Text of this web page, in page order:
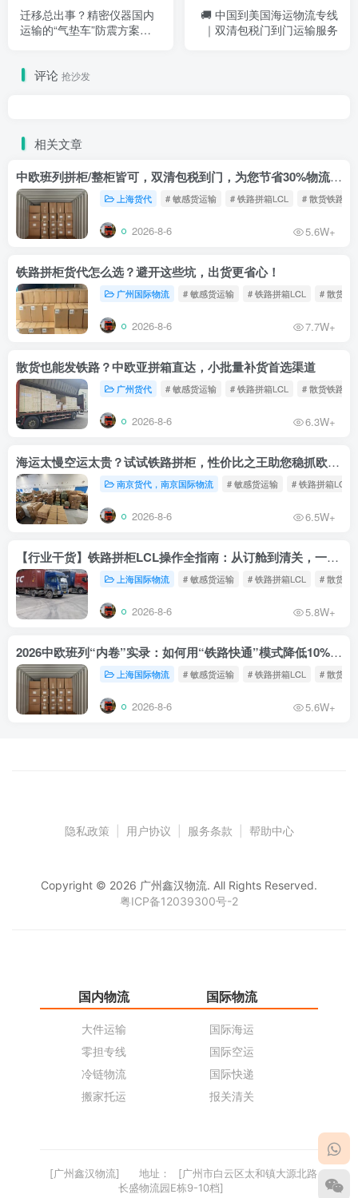
迁移总出事？精密仪器国内
运输的“气垫车”防震方案解
🚚 中国到美国海运物流专线
｜双清包税门到门运输服务
评论 抢沙发
相关文章
中欧班列拼柜/整柜皆可，双清包税到门，为您节省30%物流成本！
上海货代 # 敏感货运输 # 铁路拼箱LCL # 散货铁路
2026-8-6 5.6W+
铁路拼柜货代怎么选？避开这些坑，出货更省心！
广州国际物流 # 敏感货运输 # 铁路拼箱LCL # 散货铁
2026-8-6 7.7W+
散货也能发铁路？中欧亚拼箱直达，小批量补货首选渠道
广州货代 # 敏感货运输 # 铁路拼箱LCL # 散货铁路
2026-8-6 6.3W+
海运太慢空运太贵？试试铁路拼柜，性价比之王助您稳抓欧洲市场
南京货代，南京国际物流 # 敏感货运输 # 铁路拼箱LCL
2026-8-6 6.5W+
【行业干货】铁路拼柜LCL操作全指南：从订舱到清关，一文读懂
上海国际物流 # 敏感货运输 # 铁路拼箱LCL # 散货铁
2026-8-6 5.8W+
2026中欧班列“内卷”实录：如何用“铁路快通”模式降低10%物流成本？
上海国际物流 # 敏感货运输 # 铁路拼箱LCL # 散货铁
2026-8-6 5.6W+
隐私政策 用户协议 服务条款 帮助中心
Copyright © 2026 广州鑫汉物流. All Rights Reserved.
粤ICP备12039300号-2
国内物流
大件运输
零担专线
冷链物流
搬家托运
国际物流
国际海运
国际空运
国际快递
报关清关
[广州鑫汉物流] 地址：
[广州市白云区太和镇大源北路
长盛物流园E栋9-10档]